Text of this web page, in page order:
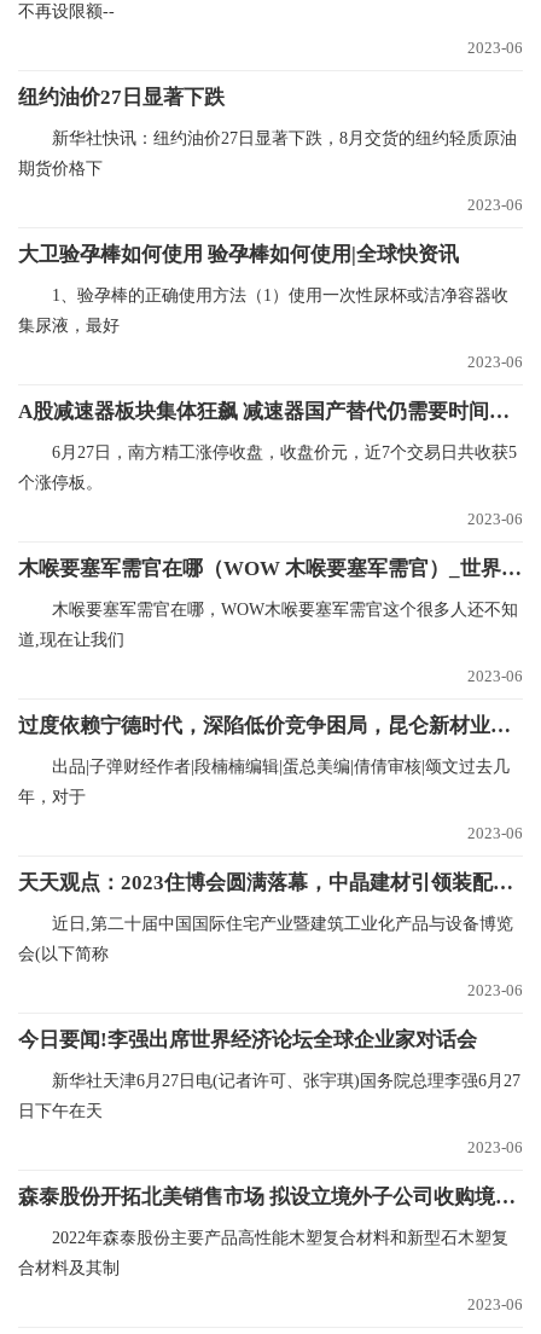
不再设限额--
2023-06
纽约油价27日显著下跌
新华社快讯：纽约油价27日显著下跌，8月交货的纽约轻质原油
期货价格下
2023-06
大卫验孕棒如何使用 验孕棒如何使用|全球快资讯
1、验孕棒的正确使用方法（1）使用一次性尿杯或洁净容器收
集尿液，最好
2023-06
A股减速器板块集体狂飙 减速器国产替代仍需要时间和耐心
6月27日，南方精工涨停收盘，收盘价元，近7个交易日共收获5
个涨停板。
2023-06
木喉要塞军需官在哪（WOW 木喉要塞军需官）_世界新消息
木喉要塞军需官在哪，WOW木喉要塞军需官这个很多人还不知
道,现在让我们
2023-06
过度依赖宁德时代，深陷低价竞争困局，昆仑新材业绩恐大幅下滑
出品|子弹财经作者|段楠楠编辑|蛋总美编|倩倩审核|颂文过去几
年，对于
2023-06
天天观点：2023住博会圆满落幕，中晶建材引领装配式绿色建材新航道
近日,第二十届中国国际住宅产业暨建筑工业化产品与设备博览
会(以下简称
2023-06
今日要闻!李强出席世界经济论坛全球企业家对话会
新华社天津6月27日电(记者许可、张宇琪)国务院总理李强6月27
日下午在天
2023-06
森泰股份开拓北美销售市场 拟设立境外子公司收购境外资产
2022年森泰股份主要产品高性能木塑复合材料和新型石木塑复
合材料及其制
2023-06